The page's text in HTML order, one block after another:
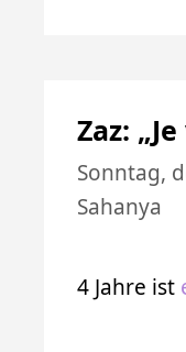
Zaz:
Sonntag,
Sahanya
4 Jahre ist